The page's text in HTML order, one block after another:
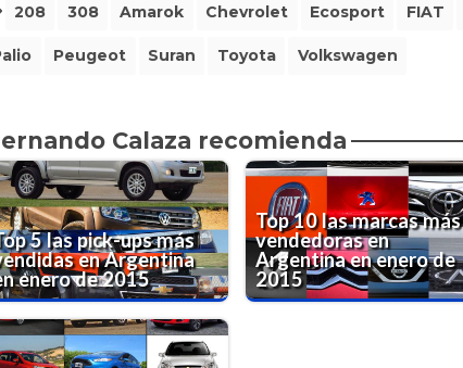
208 308 Amarok Chevrolet Ecosport FIAT
Peugeot Suran Toyota Volkswagen
Calaza recomienda
5 las pick-ups más
en Argentina
enero de 2015
Top 10 las marcas más
vendedoras en
Argentina en enero de
2015